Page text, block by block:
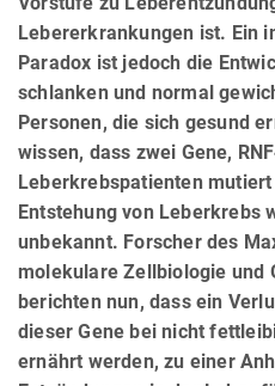
Lebererkrankungen ist. Ein
Paradox ist jedoch die
schlanken und normal
Personen, die sich gesund
wissen, dass zwei Gene,
Leberkrebspatienten
Entstehung von Leberkrebs
unbekannt. Forscher des
molekulare Zellbiologie und
berichten nun, dass ein
dieser Gene bei nicht
ernährt werden, zu einer